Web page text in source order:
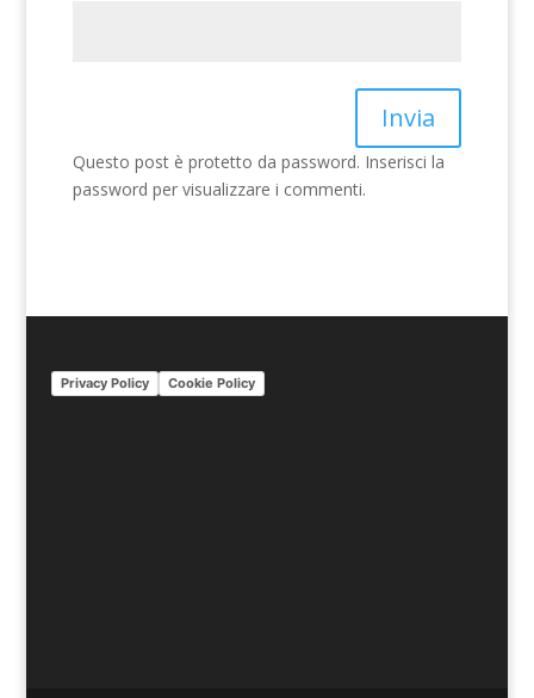
Invia
Questo post è protetto da password. Inserisci la
password per visualizzare i commenti.
Privacy Policy Cookie Policy